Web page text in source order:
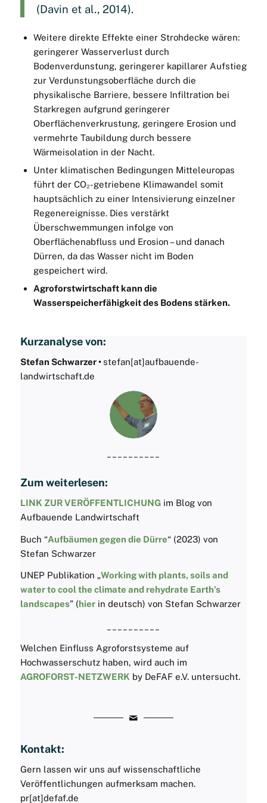
(Davin et al., 2014).
Weitere direkte Effekte einer Strohdecke wären:
geringerer Wasserverlust durch
Bodenverdunstung, geringerer kapillarer Aufstieg
zur Verdunstungsoberfläche durch die
physikalische Barriere, bessere Infiltration bei
Starkregen aufgrund geringerer
Oberflächenverkrustung, geringere Erosion und
vermehrte Taubildung durch bessere
Wärmeisolation in der Nacht.
Unter klimatischen Bedingungen Mitteleuropas
führt der CO₂-getriebene Klimawandel somit
hauptsächlich zu einer Intensivierung einzelner
Regenereignisse. Dies verstärkt
Überschwemmungen infolge von
Oberflächenabfluss und Erosion – und danach
Dürren, da das Wasser nicht im Boden
gespeichert wird.
Agroforstwirtschaft kann die
Wasserspeicherfähigkeit des Bodens stärken.
Kurzanalyse von:
Stefan Schwarzer • stefan[at]aufbauende-
landwirtschaft.de
Zum weiterlesen:
LINK ZUR VERÖFFENTLICHUNGim Blog von
Aufbauende Landwirtschaft
Buch “Aufbäumen gegen die Dürre“ (2023) von
Stefan Schwarzer
UNEP Publikation „Working with plants, soils and
water to cool the climate and rehydrate Earth’s
landscapes” ( hierin deutsch) von Stefan Schwarzer
Welchen Einfluss Agroforstsysteme auf
Hochwasserschutz haben, wird auch im
AGROFORST-NETZWERK by DeFAF e.V. untersucht.
Kontakt:
Gern lassen wir uns auf wissenschaftliche
Veröffentlichungen aufmerksam machen.
pr[at]defaf.de